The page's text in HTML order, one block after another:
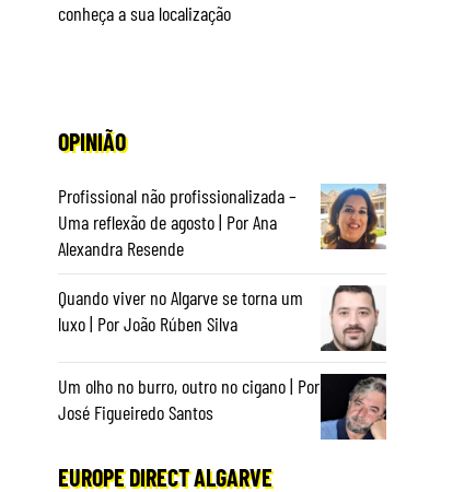
conheça a sua localização
OPINIÃO
Profissional não profissionalizada –
Uma reflexão de agosto | Por Ana
Alexandra Resende
Quando viver no Algarve se torna um
luxo | Por João Rúben Silva
Um olho no burro, outro no cigano | Por
José Figueiredo Santos
EUROPE DIRECT ALGARVE